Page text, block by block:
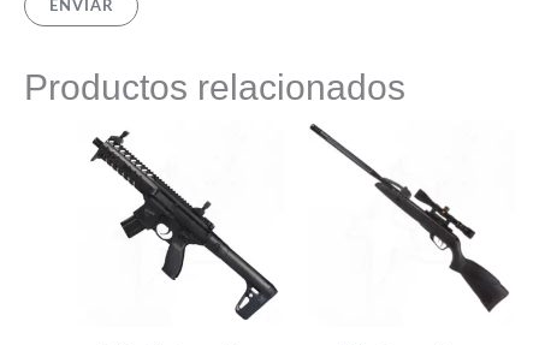
Productos relacionados